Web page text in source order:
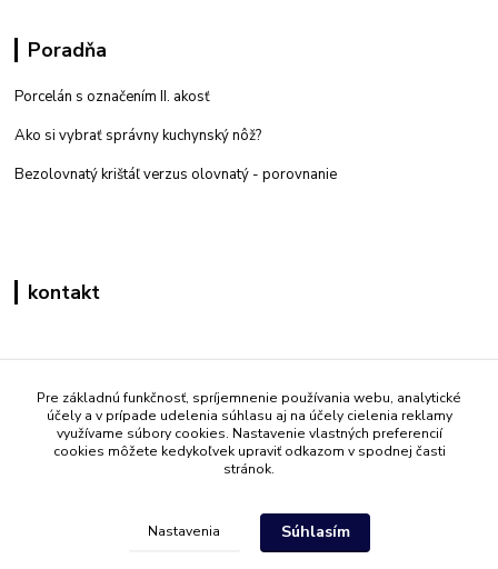
Poradňa
Porcelán s označením II. akosť
Ako si vybrať správny kuchynský nôž?
Bezolovnatý krištáľ verzus olovnatý - porovnanie
kontakt
+421 908 861 051
(Po - Pia 7:30-15:30)
info@mati.sk
Pre základnú funkčnosť, spríjemnenie používania webu, analytické
účely a v prípade udelenia súhlasu aj na účely cielenia reklamy
využívame súbory cookies. Nastavenie vlastných preferencií
cookies môžete kedykoľvek upraviť odkazom v spodnej časti
stránok.
Nastavenia Súhlasím